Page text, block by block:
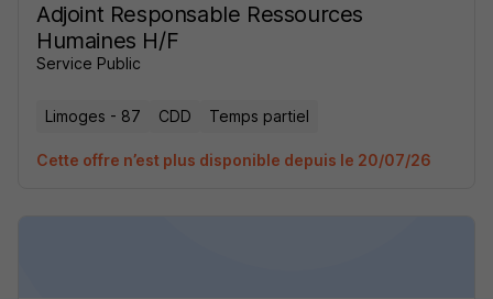
Adjoint Responsable Ressources
Humaines H/F
Service Public
Limoges - 87 CDD Temps partiel
Cette offre n’est plus disponible depuis le 20/07/26